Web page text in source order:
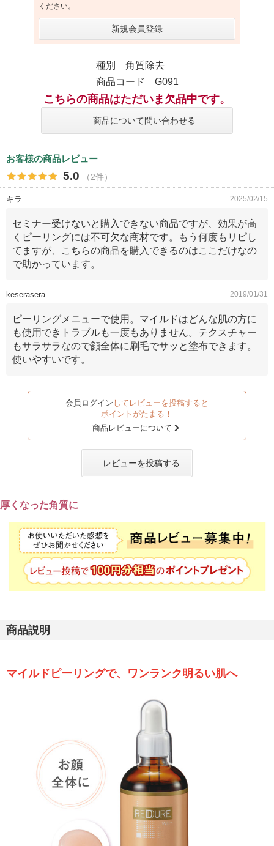
ください。
新規会員登録
種別 角質除去
商品コード G091
こちらの商品はただいま欠品中です。
商品について問い合わせる
お客様の商品レビュー
5.0 （2件）
キラ 2025/02/15
セミナー受けないと購入できない商品ですが、効果が高
くピーリングには不可欠な商材です。もう何度もリピし
てますが、こちらの商品を購入できるのはここだけなの
で助かっています。
keserasera 2019/01/31
ピーリングメニューで使用。マイルドはどんな肌の方に
も使用できトラブルも一度もありません。テクスチャー
もサラサラなので顔全体に刷毛でサッと塗布できます。
使いやすいです。
会員ログイン してレビューを投稿すると
ポイントがたまる！
商品レビューについて
レビューを投稿する
厚くなった角質に
商品説明
マイルドピーリングで、ワンランク明るい肌へ